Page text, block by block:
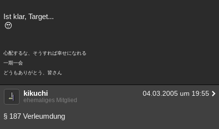
Ist klar, Target...
心配するな、そうすれば幸せになれる
一期一会
どうもありがとう、皆さん
kikuchi 04.03.2005 um 19:55
ehemaliges Mitglied
§ 187 Verleumdung